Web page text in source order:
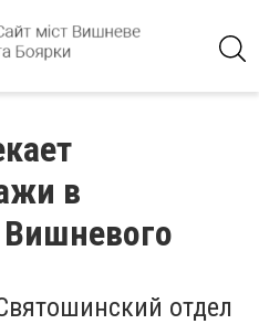
в
Вишневого
отдел